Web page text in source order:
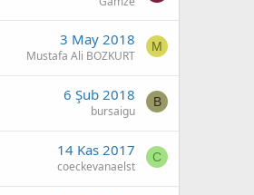
3 May 2018
Mustafa Ali BOZKURT
M
6 Şub 2018
bursaigu
B
14 Kas 2017
coeckevanaelst
C